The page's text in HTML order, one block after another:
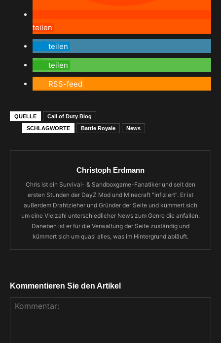
teilen
teilen
teilen
RSS-feed
QUELLE
Call of Duty Blog
SCHLAGWORTE
Battle Royale News
Christoph Erdmann
Chris ist ein Survival- & Sandboxgame-Fanatiker und seit den
ersten Stunden der DayZ Mod und Minecraft "infiziert". Er ist
außerdem Drahtzieher und Gründer der Seite und kümmert sich
um eine Vielzahl unterschiedlicher News zum Genre die anfallen.
Daneben ist er für die Verwaltung der Seite zuständig und
kümmert sich um quasi alles, was im Hintergrund abläuft.
Kommentieren Sie den Artikel